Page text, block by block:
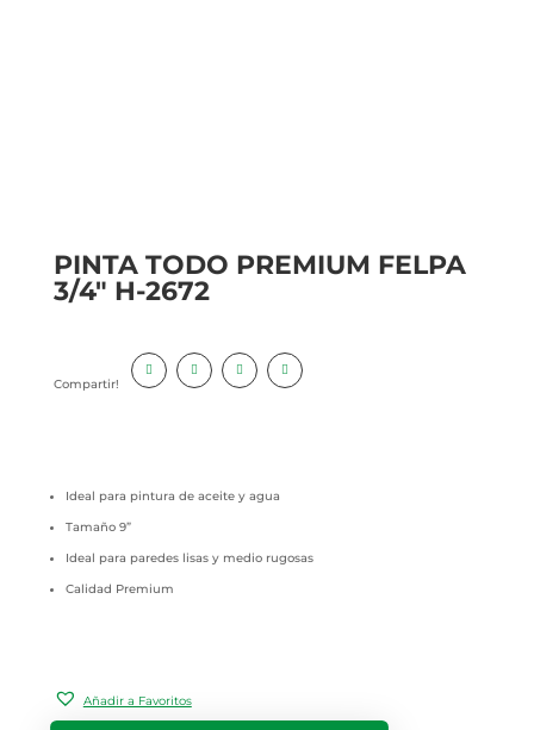
PINTA TODO PREMIUM FELPA
3/4″ H-2672
Compartir!
Ideal para pintura de aceite y agua
Tamaño 9”
Ideal para paredes lisas y medio rugosas
Calidad Premium
Añadir a Favoritos